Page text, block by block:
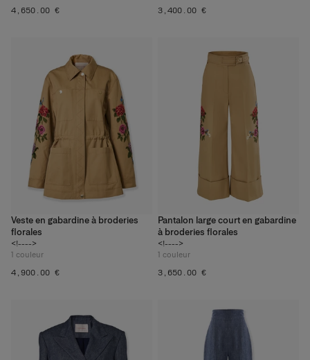
‌4,650.00 €
‌3,400.00 €
Veste en gabardine à broderies
florales
<!---->
1 couleur
‌4,900.00 €
Pantalon large court en gabardine
à broderies florales
<!---->
1 couleur
‌3,650.00 €